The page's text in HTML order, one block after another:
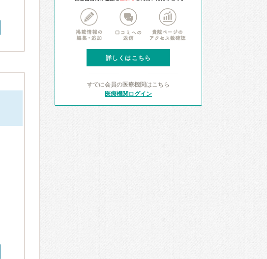
詳しくはこちら
すでに会員の医療機関はこちら
医療機関ログイン